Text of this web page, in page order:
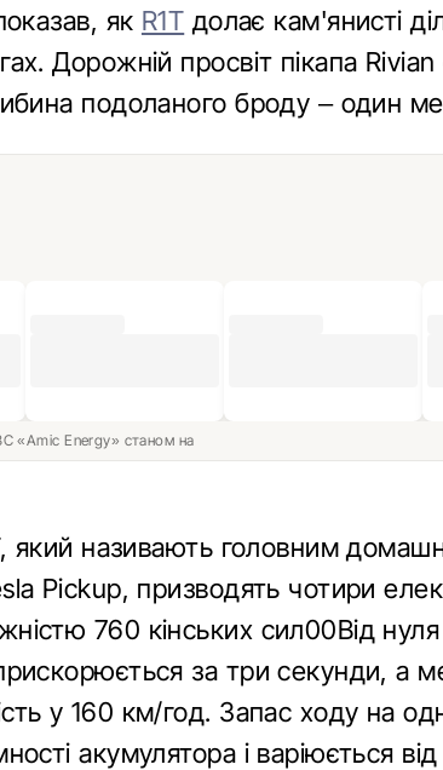
як R1T долає кам'янисті
Дорожній просвіт пікапа
подоланого броду – один
«Amic Energy» станом на
який називають головним
Pickup, призводять чотири
760 кінських сил00Від
за три секунди, а
у 160 км/год. Запас ходу на
акумулятора і варіюється